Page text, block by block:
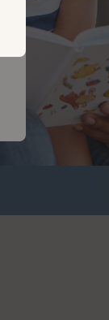
vores 500.000